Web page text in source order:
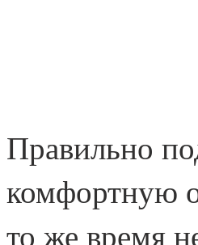
Правильно
комфортную
то же время